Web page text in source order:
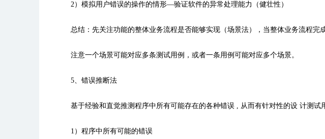
2）模拟用户错误的操作的情形—验证软件的异常处理能力（健壮性）
总结：先关注功能的整体业务流程是否能够实现（场景法），当整体业务流程完
注意一个场景可能对应多条测试用例，或者一条用例可能对应多个场景。
5、错误推断法
基于经验和直觉推测程序中所有可能存在的各种错误 , 从而有针对性的设 计测试
1）程序中所有可能的错误